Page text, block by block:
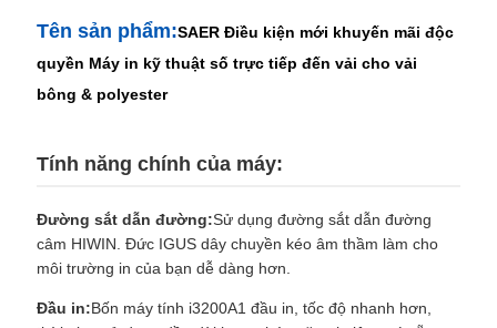
SƠ
ĐỒ
WEB
CHÍNH
Tên sản phẩm:SAER Điều kiện mới khuyến mãi độc
quyền Máy in kỹ thuật số trực tiếp đến vải cho vải
bông & polyester
Tính năng chính của máy:
Đường sắt dẫn đường:Sử dụng đường sắt dẫn đường
câm HIWIN. Đức IGUS dây chuyền kéo âm thầm làm cho
môi trường in của bạn dễ dàng hơn.
Đầu in:Bốn máy tính i3200A1 đầu in, tốc độ nhanh hơn,